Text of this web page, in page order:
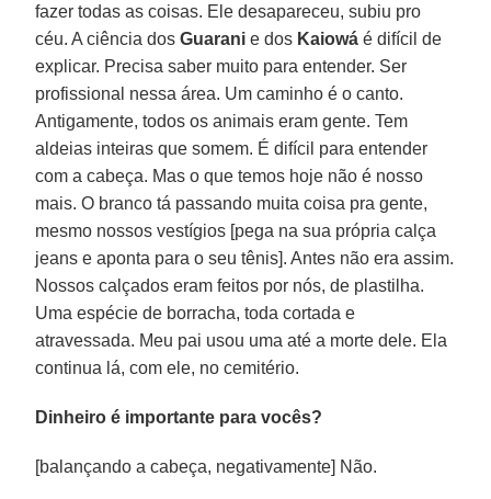
fazer todas as coisas. Ele desapareceu, subiu pro
céu. A ciência dosGuarani e dos Kaiowá é difícil de
explicar. Precisa saber muito para entender. Ser
profissional nessa área. Um caminho é o canto.
Antigamente, todos os animais eram gente. Tem
aldeias inteiras que somem. É difícil para entender
com a cabeça. Mas o que temos hoje não é nosso
mais. O branco tá passando muita coisa pra gente,
mesmo nossos vestígios [pega na sua própria calça
jeans e aponta para o seu tênis]. Antes não era assim.
Nossos calçados eram feitos por nós, de plastilha.
Uma espécie de borracha, toda cortada e
atravessada. Meu pai usou uma até a morte dele. Ela
continua lá, com ele, no cemitério.
Dinheiro é importante para vocês?
[balançando a cabeça, negativamente] Não.